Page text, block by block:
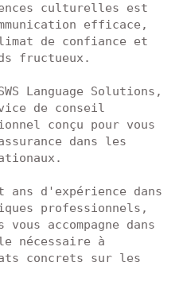
culturelles est
efficace,
de confiance et
fructueux.
Language Solutions,
de conseil
conçu pour vous
dans les
d'expérience dans
professionnels,
accompagne dans
nécessaire à
concrets sur les